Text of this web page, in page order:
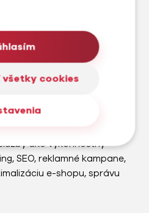
predajňa v Bratislave, ktorá
nový brand a dizajn e-
custom funkcií a
Pre značku Trenujeme
ako výkonnostný
SEO, reklamné kampane,
e-shopu, správu
cookies